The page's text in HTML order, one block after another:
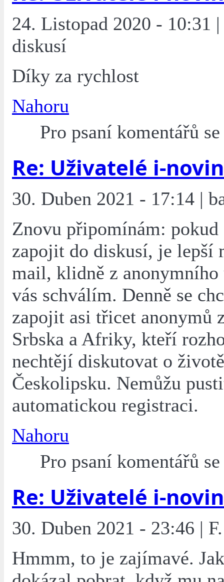
24. Listopad 2020 - 10:31
diskusí
Díky za rychlost
Nahoru
Pro psaní komentářů
Re: Uživatelé i-novin
30. Duben 2021 - 17:14 |
Znovu připomínám: pokud
zapojit do diskusí, je lepší
mail, klidně z anonymního
vás schválím. Denně se
zapojit asi třicet anonymů
Srbska a Afriky, kteří
nechtějí diskutovat o
Českolipsku. Nemůžu
automatickou registraci.
Nahoru
Pro psaní komentářů
Re: Uživatelé i-novin
30. Duben 2021 - 23:46 |
Hmmm, to je zajímavé.